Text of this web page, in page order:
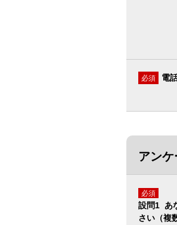
必須 電
アンケ
必須
設問1 あ
さい（複